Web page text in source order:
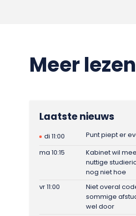
Meer
Laatste nieuws
di 11:00
Punt piept er
ma 10:15
Kabinet wil
nuttige
nog niet hoe
vr 11:00
Niet overal
sommige
wel door